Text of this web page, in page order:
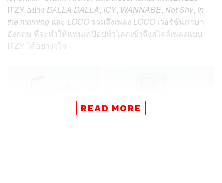
ITZY อย่าง DALLA DALLA, ICY, WANNABE, Not Shy, In
the morning และ LOCO รวมถึงเพลง LOCO เวอร์ชันภาษา
อังกฤษ ที่จะทำให้แฟนเคป๊อปทั่วโลกเข้าถึงสไตล์เพลงแบบ
ITZY ได้อย่างจุใจ
READ MORE